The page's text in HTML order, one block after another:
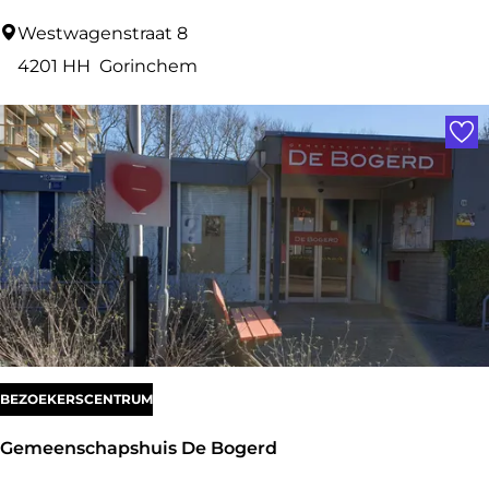
O
l
a
C
h
o
c
o
l
a
Westwagenstraat 8
4201 HH Gorinchem
Gemeenschapshuis De Bogerd
BEZOEKERSCENTRUM